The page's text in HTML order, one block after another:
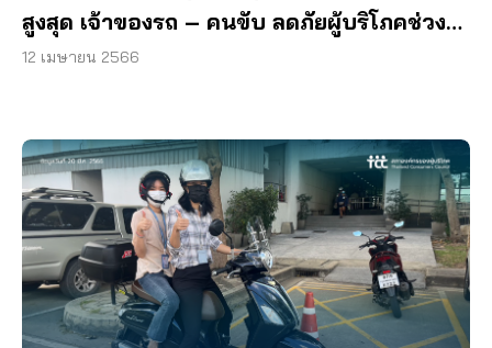
สูงสุด เจ้าของรถ – คนขับ ลดภัยผู้บริโภคช่วง
สงกรานต์
12 เมษายน 2566